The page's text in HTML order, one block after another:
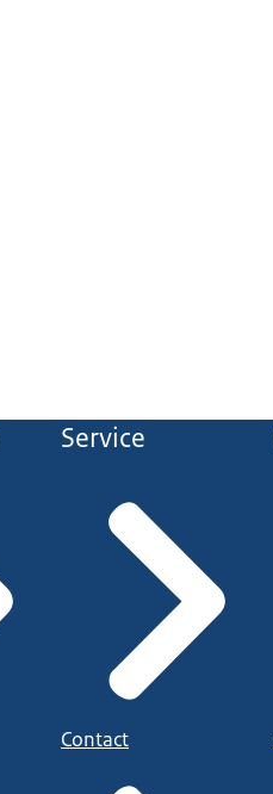
Service
Contact